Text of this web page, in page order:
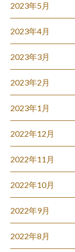
2023年5月
2023年4月
2023年3月
2023年2月
2023年1月
2022年12月
2022年11月
2022年10月
2022年9月
2022年8月